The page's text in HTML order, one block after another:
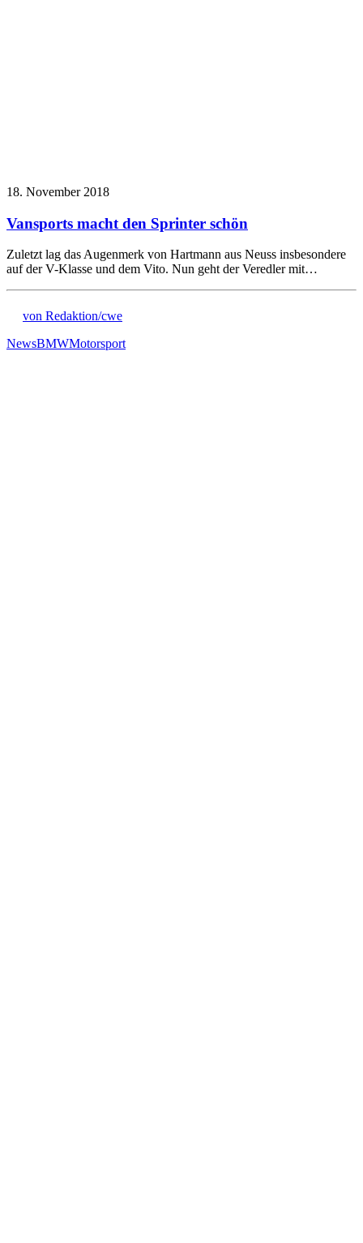
18. November 2018
Vansports macht den Sprinter schön
Zuletzt lag das Augenmerk von Hartmann aus Neuss insbesondere
auf der V-Klasse und dem Vito. Nun geht der Veredler mit…
von Redaktion/cwe
NewsBMWMotorsport